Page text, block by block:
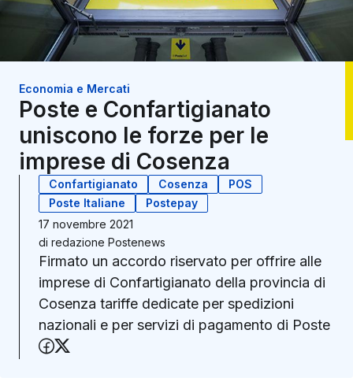
Economia e Mercati
Poste e Confartigianato
uniscono le forze per le
imprese di Cosenza
Confartigianato Cosenza
POS
Poste Italiane
Postepay
17 novembre 2021
di redazione Postenews
Firmato un accordo riservato per offrire alle
imprese di Confartigianato della provincia di
Cosenza tariffe dedicate per spedizioni
nazionali e per servizi di pagamento di Poste
Condividi su Facebook